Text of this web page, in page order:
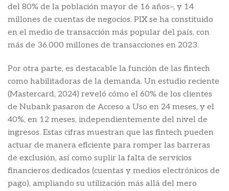
del 80% de la población mayor de 16 años–, y 14
millones de cuentas de negocios. PIX se ha constituido
en el medio de transacción más popular del país, con
más de 36.000 millones de transacciones en 2023.
Por otra parte, es destacable la función de las fintech
como habilitadoras de la demanda. Un estudio reciente
(Mastercard, 2024) reveló cómo el 60% de los clientes
de Nubank pasaron de Acceso a Uso en 24 meses, y el
40%, en 12 meses, independientemente del nivel de
ingresos. Estas cifras muestran que las fintech pueden
actuar de manera eficiente para romper las barreras
de exclusión, así como suplir la falta de servicios
financieros dedicados (cuentas y medios electrónicos de
pago), ampliando su utilización más allá del mero